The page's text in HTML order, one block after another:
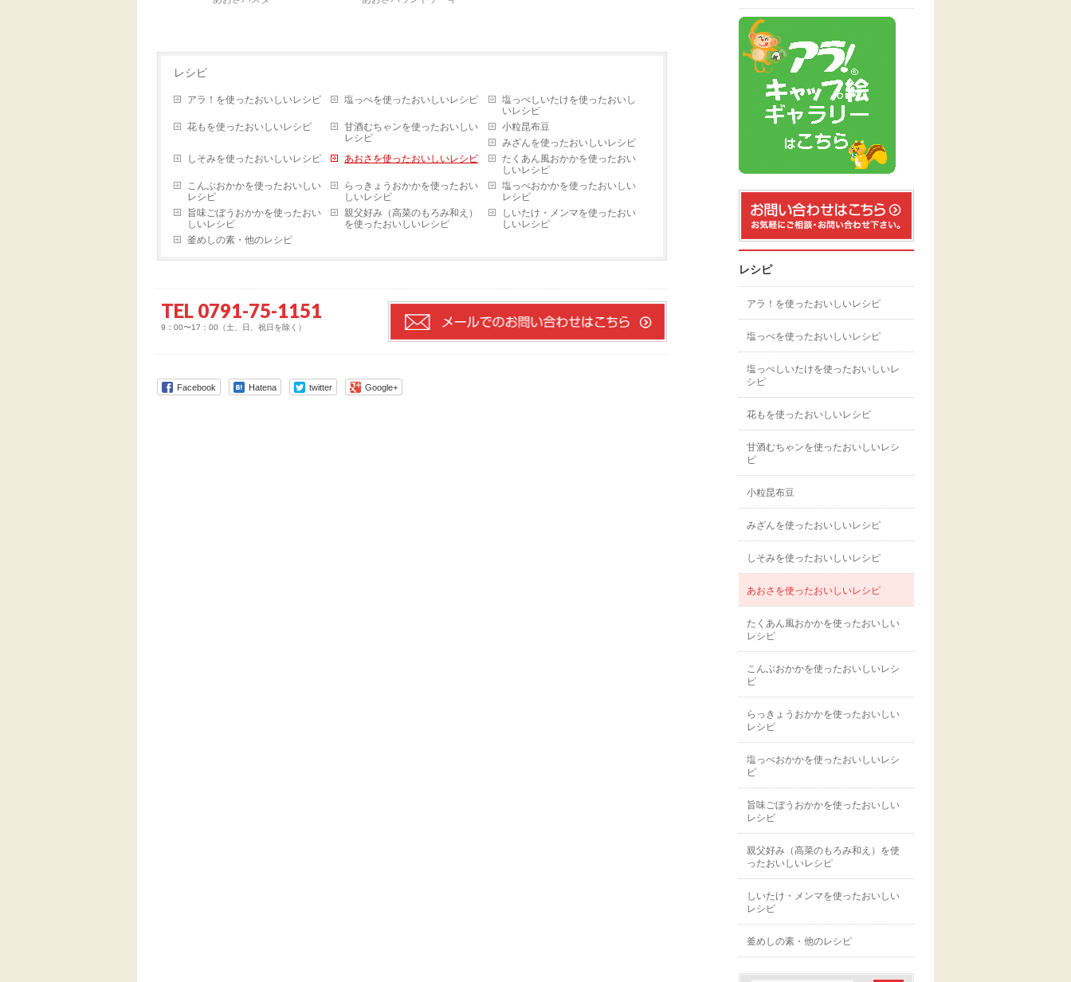
レシピ
アラ！を使ったおいしいレシピ 塩っぺを使ったおいしいレシピ
塩っぺしいたけを使ったおいし
いレシピ
花もを使ったおいしいレシピ
甘酒むちゃンを使ったおいしい
レシピ
小粒昆布豆
みざんを使ったおいしいレシピ
しそみを使ったおいしいレシピ
あおさを使ったおいしいレシピ
たくあん風おかかを使ったおい
しいレシピ
こんぶおかかを使ったおいしい
レシピ
らっきょうおかかを使ったおい
しいレシピ
塩っぺおかかを使ったおいしい
レシピ
旨味ごぼうおかかを使ったおい
しいレシピ
親父好み（高菜のもろみ和え）
を使ったおいしいレシピ
しいたけ・メンマを使ったおい
しいレシピ
釜めしの素・他のレシピ
TEL 0791-75-1151
9：00〜17：00（土、日、祝日を除く）
Facebook Hatena twitter Google+
レシピ
アラ！を使ったおいしいレシピ
塩っぺを使ったおいしいレシピ
塩っぺしいたけを使ったおいしいレ
シピ
花もを使ったおいしいレシピ
甘酒むちゃンを使ったおいしいレシ
ピ
小粒昆布豆
みざんを使ったおいしいレシピ
しそみを使ったおいしいレシピ
あおさを使ったおいしいレシピ
たくあん風おかかを使ったおいしい
レシピ
こんぶおかかを使ったおいしいレシ
ピ
らっきょうおかかを使ったおいしい
レシピ
塩っぺおかかを使ったおいしいレシ
ピ
旨味ごぼうおかかを使ったおいしい
レシピ
親父好み（高菜のもろみ和え）を使
ったおいしいレシピ
しいたけ・メンマを使ったおいしい
レシピ
釜めしの素・他のレシピ